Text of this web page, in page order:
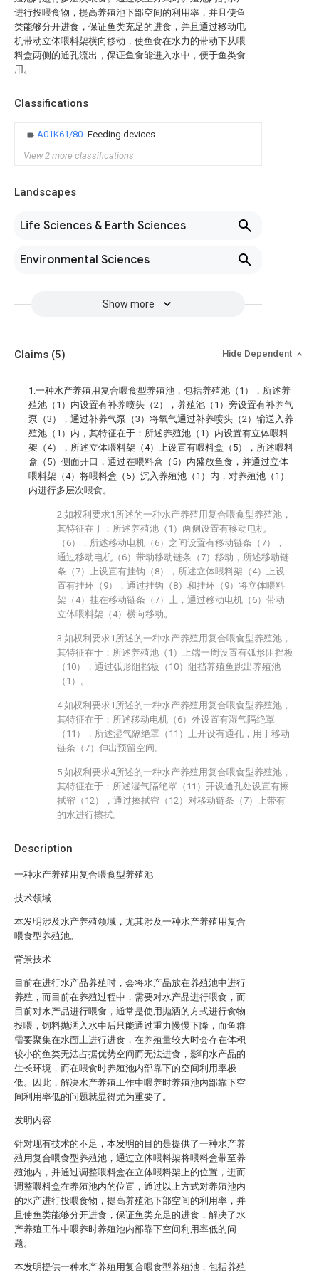
进行投喂食物，提高养殖池下部空间的利用率，并且使鱼
类能够分开进食，保证鱼类充足的进食，并且通过移动电
机带动立体喂料架横向移动，使鱼食在水力的带动下从喂
料盒两侧的通孔流出，保证鱼食能进入水中，便于鱼类食
用。
Classifications
A01K61/80 Feeding devices
View 2 more classifications
Landscapes
Life Sciences & Earth Sciences
Environmental Sciences
Show more
Description
一种水产养殖用复合喂食型养殖池
技术领域
本发明涉及水产养殖领域，尤其涉及一种水产养殖用复合
喂食型养殖池。
背景技术
目前在进行水产品养殖时，会将水产品放在养殖池中进行
养殖，而目前在养殖过程中，需要对水产品进行喂食，而
目前对水产品进行喂食，通常是使用抛洒的方式进行食物
投喂，饲料抛洒入水中后只能通过重力慢慢下降，而鱼群
需要聚集在水面上进行进食，在养殖量较大时会存在体积
较小的鱼类无法占据优势空间而无法进食，影响水产品的
生长环境，而在喂食时养殖池内部靠下的空间利用率极
低。因此，解决水产养殖工作中喂养时养殖池内部靠下空
间利用率低的问题就显得尤为重要了。
发明内容
针对现有技术的不足，本发明的目的是提供了一种水产养
殖用复合喂食型养殖池，通过立体喂料架将喂料盒带至养
殖池内，并通过调整喂料盒在立体喂料架上的位置，进而
调整喂料盒在养殖池内的位置，通过以上方式对养殖池内
的水产进行投喂食物，提高养殖池下部空间的利用率，并
且使鱼类能够分开进食，保证鱼类充足的进食，解决了水
产养殖工作中喂养时养殖池内部靠下空间利用率低的问
题。
本发明提供一种水产养殖用复合喂食型养殖池，包括养殖
Claims (5) Hide Dependent
1.一种水产养殖用复合喂食型养殖池，包括养殖池（1），所述养
殖池（1）内设置有补养喷头（2），养殖池（1）旁设置有补养气
泵（3），通过补养气泵（3）将氧气通过补养喷头（2）输送入养
殖池（1）内，其特征在于：所述养殖池（1）内设置有立体喂料
架（4），所述立体喂料架（4）上设置有喂料盒（5），所述喂料
盒（5）侧面开口，通过在喂料盒（5）内盛放鱼食，并通过立体
喂料架（4）将喂料盒（5）沉入养殖池（1）内，对养殖池（1）
内进行多层次喂食。
2.如权利要求1所述的一种水产养殖用复合喂食型养殖池，
其特征在于：所述养殖池（1）两侧设置有移动电机
（6），所述移动电机（6）之间设置有移动链条（7），
通过移动电机（6）带动移动链条（7）移动，所述移动链
条（7）上设置有挂钩（8），所述立体喂料架（4）上设
置有挂环（9），通过挂钩（8）和挂环（9）将立体喂料
架（4）挂在移动链条（7）上，通过移动电机（6）带动
立体喂料架（4）横向移动。
3.如权利要求1所述的一种水产养殖用复合喂食型养殖池，
其特征在于：所述养殖池（1）上端一周设置有弧形阻挡板
（10），通过弧形阻挡板（10）阻挡养殖鱼跳出养殖池
（1）。
4.如权利要求1所述的一种水产养殖用复合喂食型养殖池，
其特征在于：所述移动电机（6）外设置有湿气隔绝罩
（11），所述湿气隔绝罩（11）上开设有通孔，用于移动
链条（7）伸出预留空间。
5.如权利要求4所述的一种水产养殖用复合喂食型养殖池，
其特征在于：所述湿气隔绝罩（11）开设通孔处设置有擦
拭帘（12），通过擦拭帘（12）对移动链条（7）上带有
的水进行擦拭。